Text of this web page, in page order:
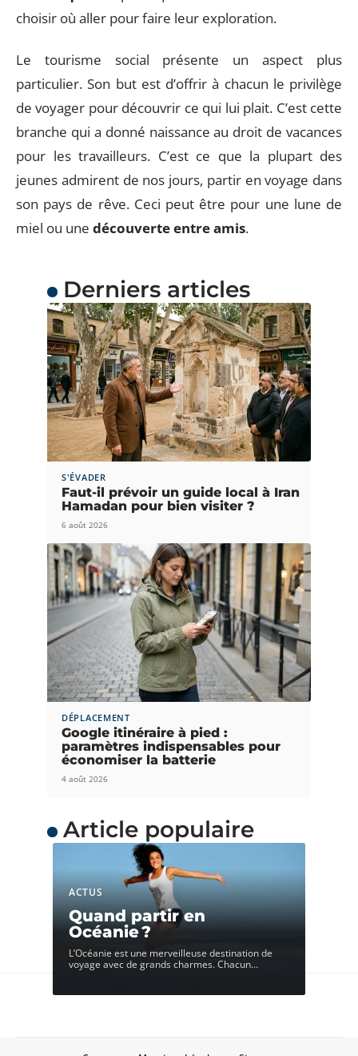
choisir où aller pour faire leur exploration.
Le tourisme social présente un aspect plus
particulier. Son but est d’offrir à chacun le privilège
de voyager pour découvrir ce qui lui plait. C’est cette
branche qui a donné naissance au droit de vacances
pour les travailleurs. C’est ce que la plupart des
jeunes admirent de nos jours, partir en voyage dans
son pays de rêve. Ceci peut être pour une lune de
miel ou une découverte entre amis.
Derniers articles
S'ÉVADER
Faut-il prévoir un guide local à Iran
Hamadan pour bien visiter ?
6 août 2026
DÉPLACEMENT
Google itinéraire à pied :
paramètres indispensables pour
économiser la batterie
4 août 2026
Article populaire
ACTUS
Quand partir en
Océanie ?
L’Océanie est une merveilleuse destination de
voyage avec de grands charmes. Chacun…